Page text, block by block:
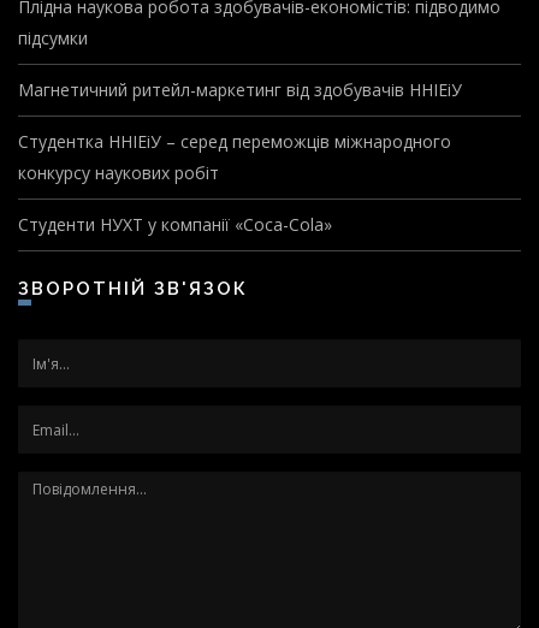
Плідна наукова робота здобувачів-економістів: підводимо
підсумки
Магнетичний ритейл-маркетинг від здобувачів ННІЕіУ
Студентка ННІЕіУ – серед переможців міжнародного
конкурсу наукових робіт
Студенти НУХТ у компанії «Coca-Cola»
ЗВОРОТНІЙ ЗВ'ЯЗОК